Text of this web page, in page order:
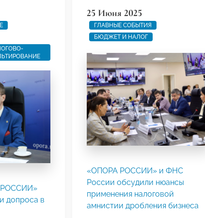
РОССИИ»
допроса в
25 Июня 2025
ГЛАВНЫЕ СОБЫТИЯ
БЮДЖЕТ И НАЛОГ
«ОПОРА РОССИИ» и ФНС
России обсудили нюансы
применения налоговой
амнистии дробления бизнеса